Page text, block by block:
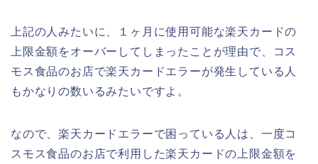
上記の人みたいに、１ヶ月に使用可能な楽天カードの
上限金額をオーバーしてしまったことが理由で、コス
モス食品のお店で楽天カードエラーが発生している人
もかなりの数いるみたいですよ。
なので、楽天カードエラーで困っている人は、一度コ
スモス食品のお店で利用した楽天カードの上限金額を